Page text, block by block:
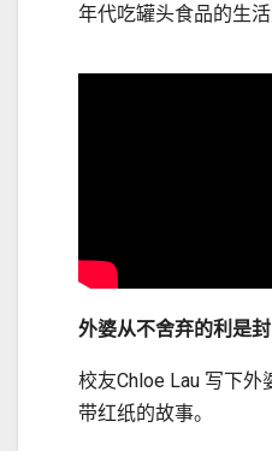
年代吃罐头食品的生活
外婆从不舍弃的利是封
校友Chloe Lau 写下
带红纸的故事。